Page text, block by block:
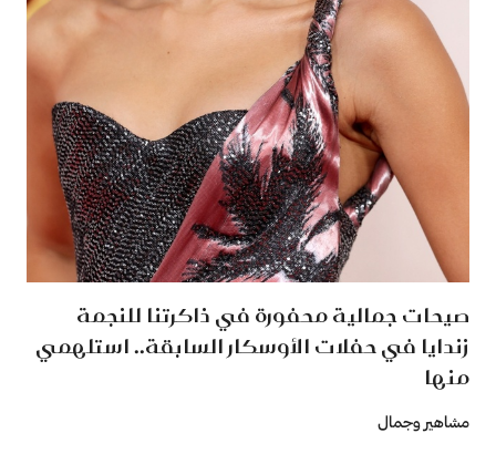
صيحات جمالية محفورة في ذاكرتنا للنجمة
زندايا في حفلات الأوسكار السابقة.. استلهمي
منها
مشاهير وجمال